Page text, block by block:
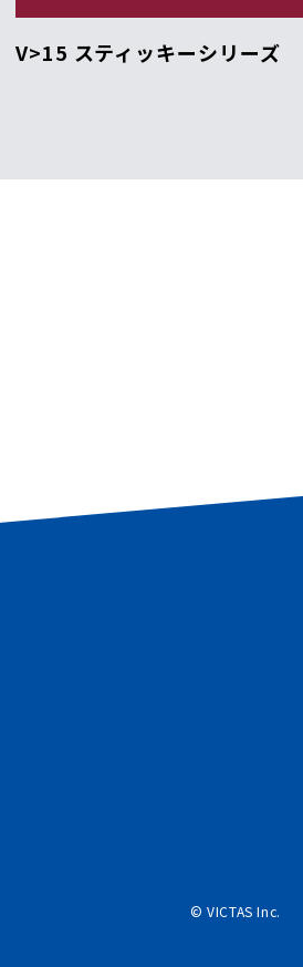
V>15 スティッキーシリーズ
© VICTAS Inc.